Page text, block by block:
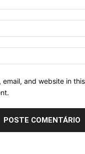
email, and website in